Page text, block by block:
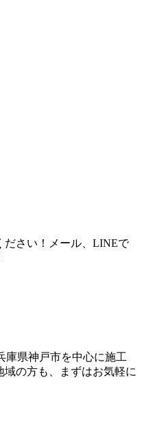
庫県神戸市を中心に施工
の方も、まずはお気軽に